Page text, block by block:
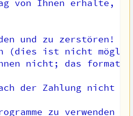
von Ihnen
und zu zerstören!
(dies ist nicht
nicht; das
der Zahlung nicht
zu verwenden